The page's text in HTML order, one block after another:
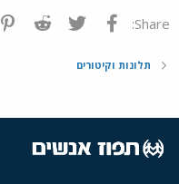
Share: פייסבוק Twitter
תלונות וקיטורים